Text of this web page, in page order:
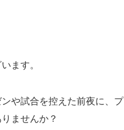
ます。
や試合を控えた前夜に、
ませんか？